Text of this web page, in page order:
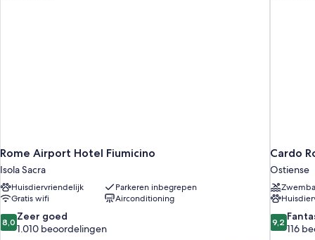
Rome Airport Hotel Fiumicino
Isola Sacra
Huisdiervriendelijk
Parkeren inbegrepen
Gratis wifi
Airconditioning
8.0
van
8,0 Zeer goed
1.010 beoordelingen
Cardo
Ostiense
9.2
van
9,2
116